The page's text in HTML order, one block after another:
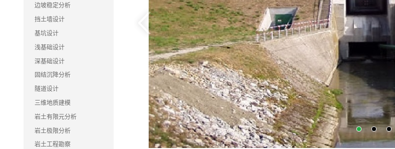
边坡稳定分析
挡土墙设计
基坑设计
浅基础设计
深基础设计
固结沉降分析
隧道设计
三维地质建模
岩土有限元分析
岩土极限分析
岩土工程勘察